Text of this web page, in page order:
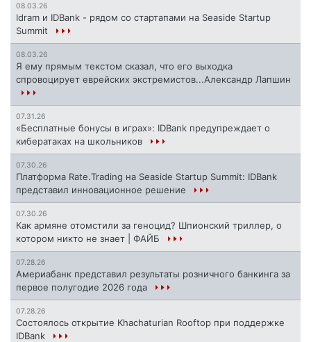
08.03.26
Idram и IDBank - рядом со стартапами на Seaside Startup
Summit
08.03.26
Я ему прямым текстом сказал, что его выходка
спровоцирует еврейских экстремистов...Александр Лапшин
07.31.26
«Бесплатные бонусы в играх»: IDBank предупреждает о
кибератаках на школьников
07.30.26
Платформа Rate.Trading на Seaside Startup Summit: IDBank
представил инновационное решение
07.30.26
Как армяне отомстили за геноцид? Шпионский триллер, о
котором никто не знает | ФАЙБ
07.28.26
Америабанк представил результаты розничного банкинга за
первое полугодие 2026 года
07.28.26
Состоялось открытие Khachaturian Rooftop при поддержке
IDBank